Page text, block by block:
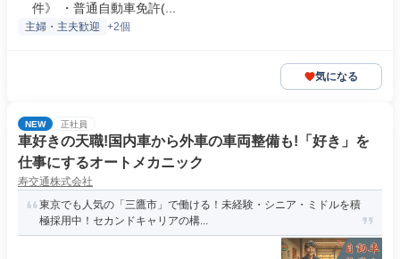
件》 ・普通自動車免許(...
主婦・主夫歓迎 +2個
気になる
NEW 正社員
車好きの天職!国内車から外車の車両整備も!「好き」を
仕事にするオートメカニック
寿交通株式会社
東京でも人気の「三鷹市」で働ける！未経験・シニア・ミドルを積
極採用中！セカンドキャリアの構...